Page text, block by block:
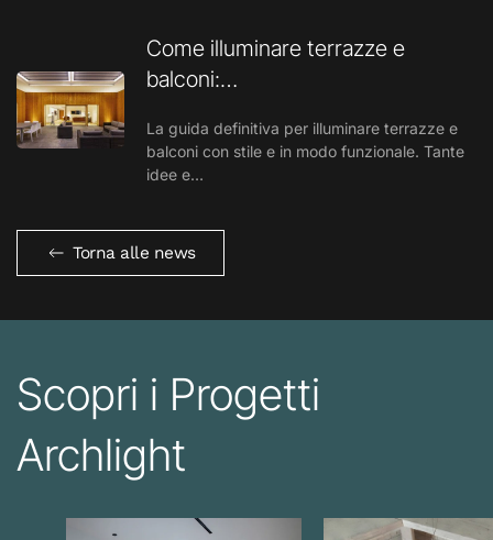
Come illuminare terrazze e
balconi:…
La guida definitiva per illuminare terrazze e
balconi con stile e in modo funzionale. Tante
idee e…
Torna alle news
Scopri i Progetti
Archlight